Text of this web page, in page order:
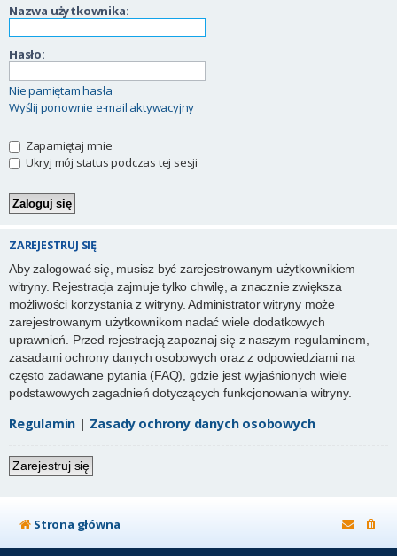
Nazwa użytkownika:
Hasło:
Nie pamiętam hasła
Wyślij ponownie e-mail aktywacyjny
Zapamiętaj mnie
Ukryj mój status podczas tej sesji
ZAREJESTRUJ SIĘ
Aby zalogować się, musisz być zarejestrowanym użytkownikiem
witryny. Rejestracja zajmuje tylko chwilę, a znacznie zwiększa
możliwości korzystania z witryny. Administrator witryny może
zarejestrowanym użytkownikom nadać wiele dodatkowych
uprawnień. Przed rejestracją zapoznaj się z naszym regulaminem,
zasadami ochrony danych osobowych oraz z odpowiedziami na
często zadawane pytania (FAQ), gdzie jest wyjaśnionych wiele
podstawowych zagadnień dotyczących funkcjonowania witryny.
Regulamin | Zasady ochrony danych osobowych
Zarejestruj się
Strona główna